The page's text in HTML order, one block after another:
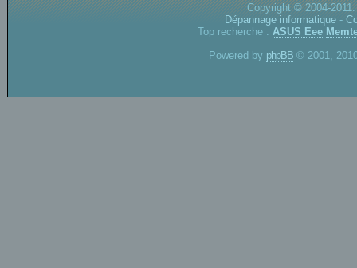
Copyright © 2004-
Dépannage informatique -
Top recherche : ASUS Eee
Powered by phpBB © 2001,